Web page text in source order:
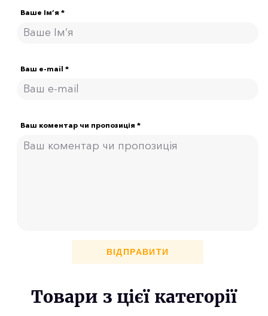
Ваше Ім’я *
Ваш e-mail *
Ваш коментар чи пропозиція *
ВІДПРАВИТИ
Товари з цієї категорії